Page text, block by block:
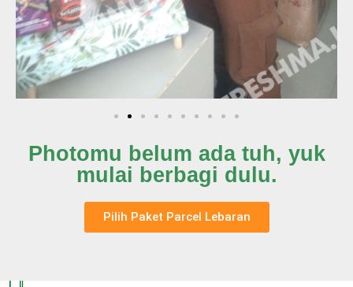
Photomu belum ada tuh, yuk
mulai berbagi dulu.
Pilih Paket Parcel Lebaran